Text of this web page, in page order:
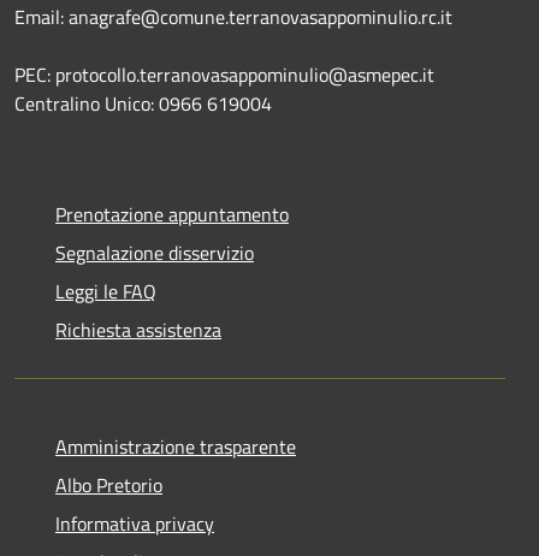
Email: anagrafe@comune.terranovasappominulio.rc.it
PEC: protocollo.terranovasappominulio@asmepec.it
Centralino Unico: 0966 619004
Prenotazione appuntamento
Segnalazione disservizio
Leggi le FAQ
Richiesta assistenza
Amministrazione trasparente
Albo Pretorio
Informativa privacy